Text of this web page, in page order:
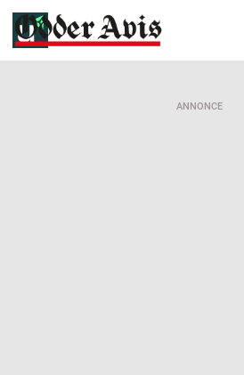
ANNONCE